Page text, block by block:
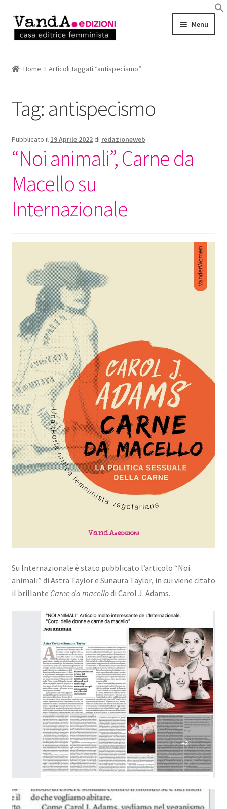
Vai
alla
Vai
al
Menu
AUTRICI e AUTORI
EVENTI
RASSEGNA STAMPA
CHI SIAMO
Home Articoli taggati “antispecismo”
Tag: antispecismo
Pubblicato il 19 Aprile 2022 di redazioneweb
“Noi animali”, Carne da
Macello su
Internazionale
Su Internazionale è stato pubblicato l’articolo “Noi
animali” di Astra Taylor e Sunaura Taylor, in cui viene citato
il brillante Carne da macellodi Carol J. Adams.